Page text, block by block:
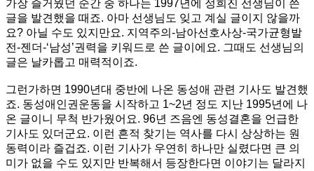
가장 즐거웠던 순간 중 하나는 1997년에 정희진 선생님이 쓴
글을 발견했을 때죠. 아마 선생님도 잊고 계실 글이지 않을까
요? 아닐 수도 있지만요. 지역주의-남아선호사상-국가균형발
전-젠더-‘남성’권력을 키워드로 쓴 글이에요. 그때도 선생님의
글은 날카롭고 매력적이죠.
그런가하면 1990년대 중반에 나온 동성애 관련 기사도 발견했
죠. 동성애인권운동을 시작하고 1~2년 정도 지난 1995년에 나
온 글이니 무척 반가웠어요. 96년 즈음엔 동성결혼을 언급한
기사도 있더군요. 이런 흔적 찾기는 역사를 다시 상상하는 원
동력이라 즐겁죠. 이런 기사가 우연히 하나만 실렸다면 큰 의
미가 없을 수도 있지만 반복해서 등장한다면 이야기는 달라지